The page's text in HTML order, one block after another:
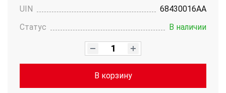
UIN
68430016AA
Статус
В наличии
В корзину